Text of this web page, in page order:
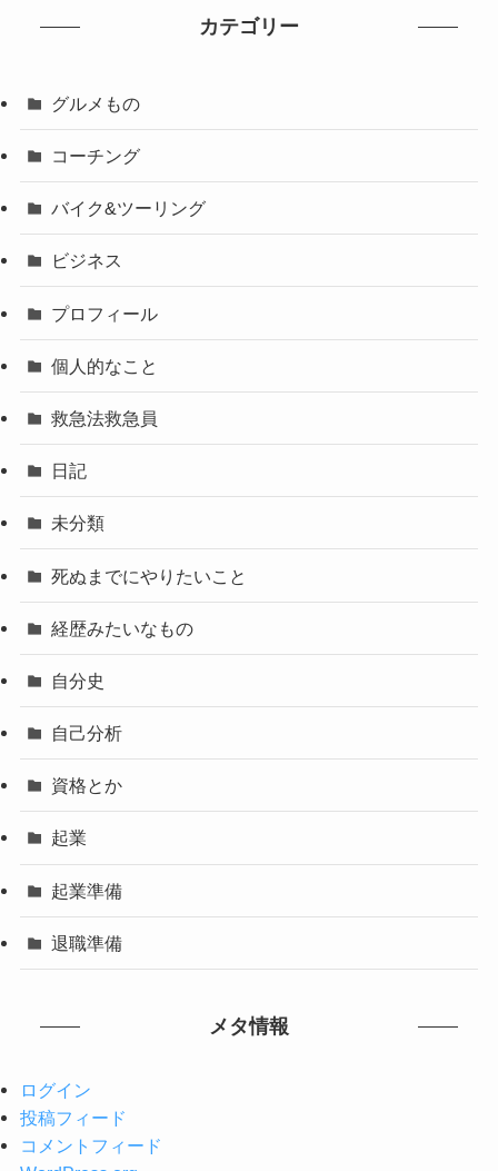
カテゴリー
グルメもの
コーチング
バイク&ツーリング
ビジネス
プロフィール
個人的なこと
救急法救急員
日記
未分類
死ぬまでにやりたいこと
経歴みたいなもの
自分史
自己分析
資格とか
起業
起業準備
退職準備
メタ情報
ログイン
投稿フィード
コメントフィード